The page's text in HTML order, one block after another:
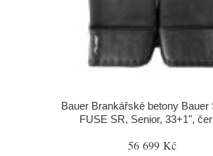
Bauer Brankářské betony Bauer
FUSE SR, Senior, 33+1",
56 699 Kč